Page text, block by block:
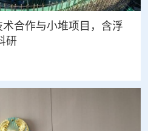
合作与小堆项目，含浮
研